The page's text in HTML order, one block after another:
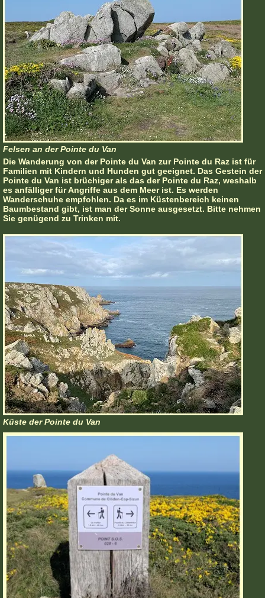
Felsen an der Pointe du Van
Die Wanderung von der Pointe du Van zur Pointe du Raz ist für
Familien mit Kindern und Hunden gut geeignet. Das Gestein der
Pointe du Van ist brüchiger als das der Pointe du Raz, weshalb
es anfälliger für Angriffe aus dem Meer ist. Es werden
Wanderschuhe empfohlen. Da es im Küstenbereich keinen
Baumbestand gibt, ist man der Sonne ausgesetzt. Bitte nehmen
Sie genügend zu Trinken mit.
Küste der Pointe du Van